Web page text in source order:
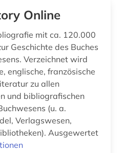
biblische archäologie (1)
bildung in der sozialarbeit (1)
(6)
Online
mit ca. 120.000
Geschichte des Buches
Verzeichnet wird
englische, französische
zu allen
und bibliografischen
(u. a.
Verlagswesen,
Ausgewertet